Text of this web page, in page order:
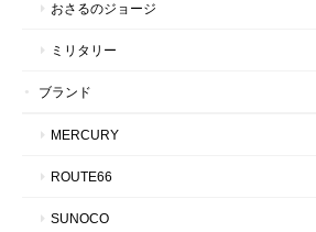
おさるのジョージ
ミリタリー
ブランド
MERCURY
ROUTE66
SUNOCO